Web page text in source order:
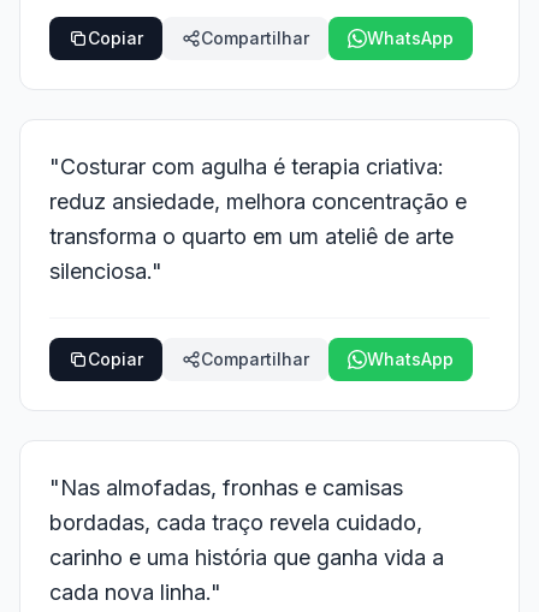
Copiar Compartilhar WhatsApp
"Costurar com agulha é terapia criativa:
reduz ansiedade, melhora concentração e
transforma o quarto em um ateliê de arte
silenciosa."
Copiar Compartilhar WhatsApp
"Nas almofadas, fronhas e camisas
bordadas, cada traço revela cuidado,
carinho e uma história que ganha vida a
cada nova linha."